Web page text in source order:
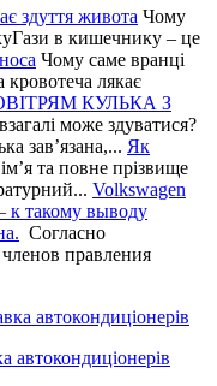
здуття живота Чому
в кишечнику – це
Чому саме вранці
кровотеча лякає
КУЛЬКА З
може здуватися?
зав’язана,... Як
та повне прізвище
Volkswagen
такому выводу
Согласно
правления
автокондиціонерів